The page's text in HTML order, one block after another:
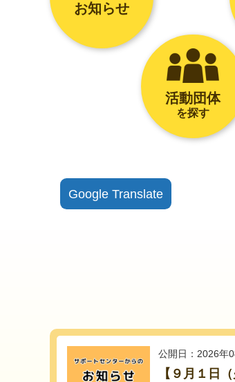
お知らせ
活動団体
を探す
Google Translate
公開日：2026年
【９月１日